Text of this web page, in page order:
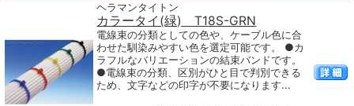
ヘラマンタイトン
カラータイ(緑) T18S-GRN
電線束の分類としての色や、ケーブル色に合
わせた馴染みやすい色を選定可能です。 ●カ
ラフルなバリエーションの結束バンドです。
●電線束の分類、区別がひと目で判別できる
ため、文字などの印字が不要になります...